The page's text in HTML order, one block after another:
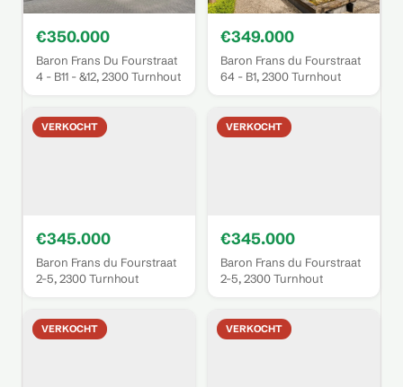
€350.000
Baron Frans Du Fourstraat
4 - B11 - &12, 2300 Turnhout
€349.000
Baron Frans du Fourstraat
64 - B1, 2300 Turnhout
VERKOCHT
€345.000
Baron Frans du Fourstraat
2-5, 2300 Turnhout
VERKOCHT
€345.000
Baron Frans du Fourstraat
2-5, 2300 Turnhout
VERKOCHT VERKOCHT